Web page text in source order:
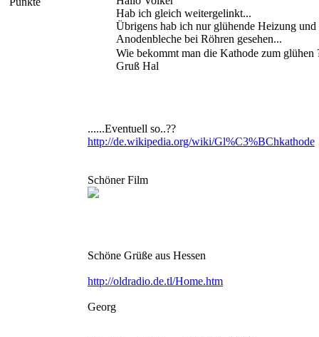
Hab ich gleich weitergelinkt...
Übrigens hab ich nur glühende Heizung und
Anodenbleche bei Röhren gesehen...
Wie bekommt man die Kathode zum glühen
Gruß Hal
......Eventuell so..??
http://de.wikipedia.org/wiki/Gl%C3%BChkathode
Schöner Film
Schöne Grüße aus Hessen
http://oldradio.de.tl/Home.htm
Georg